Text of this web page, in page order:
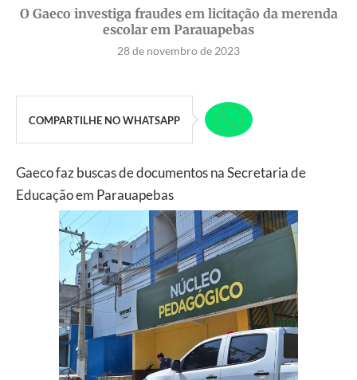
O Gaeco investiga fraudes em licitação da merenda
escolar em Parauapebas
28 de novembro de 2023
COMPARTILHE NO WHATSAPP
Gaeco faz buscas de documentos na Secretaria de
Educação em Parauapebas